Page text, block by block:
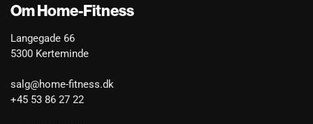
Om Home-Fitness
Langegade 66
5300 Kerteminde
salg@home-fitness.dk
+45 53 86 27 22